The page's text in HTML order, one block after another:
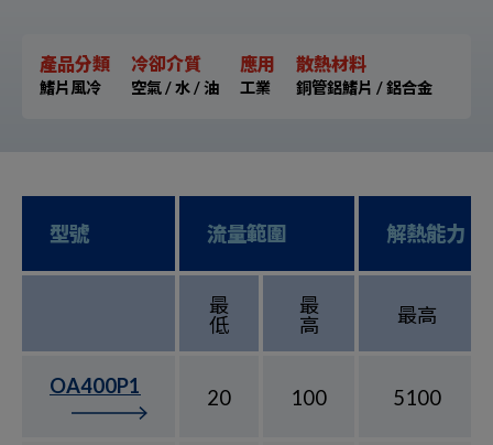
產品分類
鰭片風冷
冷卻介質
空氣 / 水 / 油
應用
工業
散熱材料
銅管鋁鰭片 / 鋁合金
型號 流量範圍 解熱能力
最
低
最
高
最高
OA400P1 20 100 5100